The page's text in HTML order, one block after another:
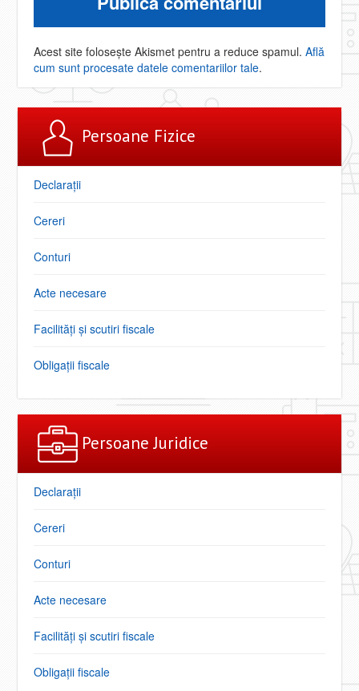
Acest site folosește Akismet pentru a reduce spamul.Află
cum sunt procesate datele comentariilor tale.
Persoane Fizice
Declarații
Cereri
Conturi
Acte necesare
Facilități şi scutiri fiscale
Obligaţii fiscale
Persoane Juridice
Declarații
Cereri
Conturi
Acte necesare
Facilități şi scutiri fiscale
Obligaţii fiscale